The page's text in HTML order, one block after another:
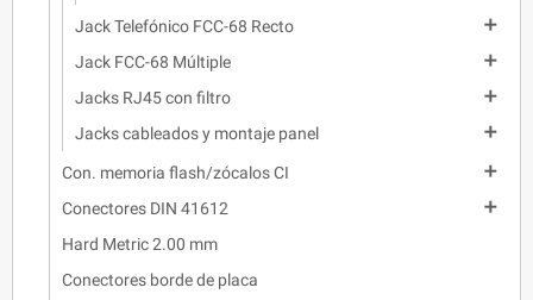
Jack Telefónico FCC-68 Recto

Jack FCC-68 Múltiple

Jacks RJ45 con filtro

Jacks cableados y montaje panel

Con. memoria flash/zócalos CI

Conectores DIN 41612

Hard Metric 2.00 mm
Conectores borde de placa